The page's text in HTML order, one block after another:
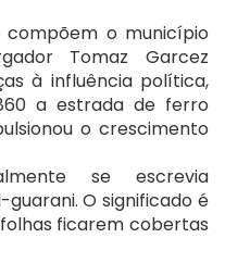
compõem o município
Tomaz Garcez
à influência política,
a estrada de ferro
o crescimento
se escrevia
O significado é
ficarem cobertas